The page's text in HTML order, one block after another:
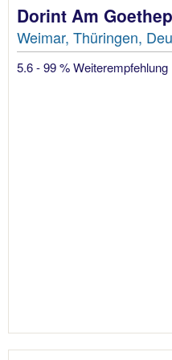
Dorint Am
Weimar, Thüringen,
5.6 - 99 % Weiterempfehlung